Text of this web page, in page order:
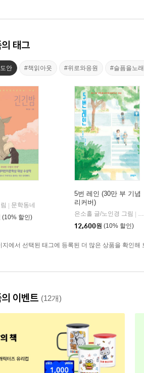
태그
안 #책읽아웃 #위로와응원 #슬픔을노
문학동네
(10% 할인)
5번 레인 (30만 부 기념
리커버)
은소홀 글/노인경 그림
12,600원 (10% 할인)
지에서 선택된 태그에 등록된 더 많은 상품을 확인해
이벤트 (12개)